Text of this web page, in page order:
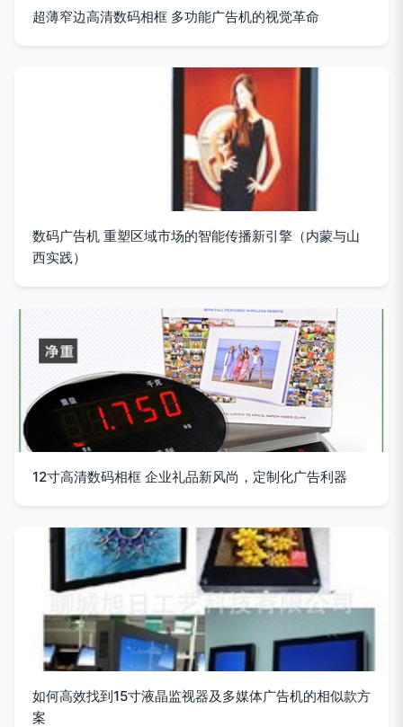
超薄窄边高清数码相框 多功能广告机的视觉革命
数码广告机 重塑区域市场的智能传播新引擎（内蒙与山
西实践）
12寸高清数码相框 企业礼品新风尚，定制化广告利器
如何高效找到15寸液晶监视器及多媒体广告机的相似款方
案